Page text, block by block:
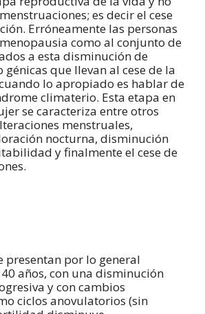
es decir el cese
Erróneamente las personas
como al conjunto de
a esta disminución de
génicas que llevan al cese de la
lo apropiado es hablar de
climaterio. Esta etapa en
se caracteriza entre otros
menstruales,
nocturna, disminución
y finalmente el cese de
presentan por lo general
años, con una disminución
y con cambios
ciclos anovulatorios (sin